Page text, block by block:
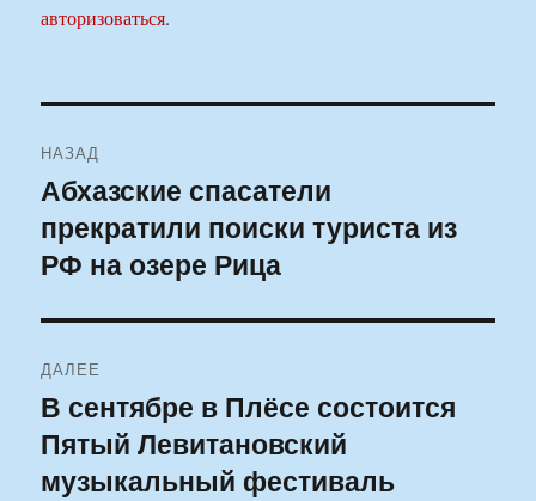
авторизоваться.
по
записям
НАЗАД
Предыдущая
запись:
Абхазские спасатели
прекратили поиски туриста из
РФ на озере Рица
ДАЛЕЕ
Следующая
запись:
В сентябре в Плёсе состоится
Пятый Левитановский
музыкальный фестиваль